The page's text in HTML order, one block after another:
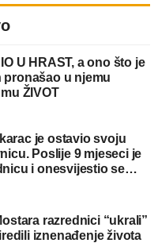
U HRAST, a ono što je
pronašao u njemu
ŽIVOT
je ostavio svoju
Poslije 9 mjeseci je
i onesvijestio se
šta piše!
razrednici “ukrali”
iznenađenje života